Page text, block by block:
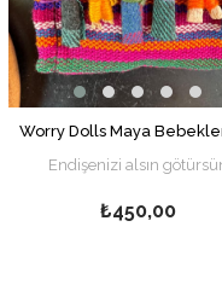
Worry Dolls Maya
Endişenizi alsın götürsün
₺450,00